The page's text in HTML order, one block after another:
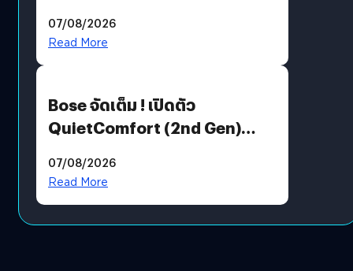
มีภาษาไทยด้วย
07/08/2026
Read More
Bose จัดเต็ม ! เปิดตัว
QuietComfort (2nd Gen)
07/08/2026
Read More